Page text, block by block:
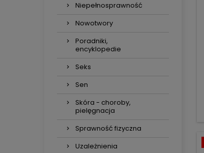
Niepełnosprawność
Nowotwory
Poradniki,
encyklopedie
Seks
Sen
Skóra - choroby,
pielęgnacja
Sprawność fizyczna
Uzależnienia